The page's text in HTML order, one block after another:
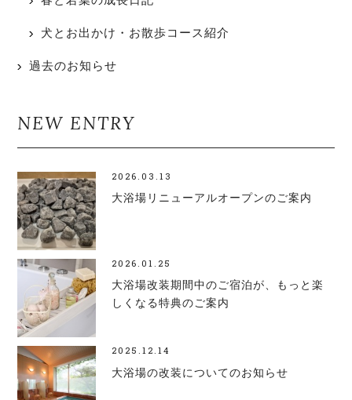
犬とお出かけ・お散歩コース紹介
過去のお知らせ
NEW ENTRY
2026.03.13
大浴場リニューアルオープンのご案内
2026.01.25
大浴場改装期間中のご宿泊が、もっと楽
しくなる特典のご案内
2025.12.14
大浴場の改装についてのお知らせ